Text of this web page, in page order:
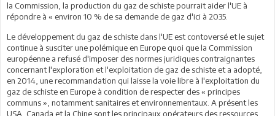
la Commission, la production du gaz de schiste pourrait aider l'UE à
répondre à « environ 10 % de sa demande de gaz d'ici à 2035.
Le développement du gaz de schiste dans l'UE est contoversé et le sujet
continue à susciter une polémique en Europe quoi que la Commission
européenne a refusé d'imposer des normes juridiques contraignantes
concernant l'exploration et l'exploitation de gaz de schiste et a adopté,
en 2014, une recommandation qui laisse la voie libre à l'exploitation du
gaz de schiste en Europe à condition de respecter des « principes
communs », notamment sanitaires et environnementaux. A présent les
USA, Canada et la Chine sont les principaux opérateurs des ressources